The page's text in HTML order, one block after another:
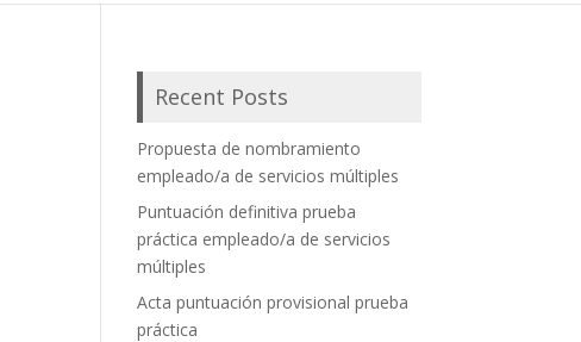
Recent Posts
Propuesta de nombramiento
empleado/a de servicios múltiples
Puntuación definitiva prueba
práctica empleado/a de servicios
múltiples
Acta puntuación provisional prueba
práctica